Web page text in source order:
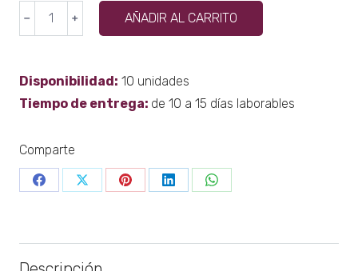
Disponibilidad: 10 unidades
Tiempo de entrega: de 10 a 15 días laborables
EDREDÓN
90
cantidad
﹣ ﹢ AÑADIR AL CARRITO
Comparte
Share
Share
Share
Share
Share